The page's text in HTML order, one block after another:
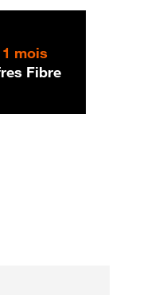
1 mois
Fibre